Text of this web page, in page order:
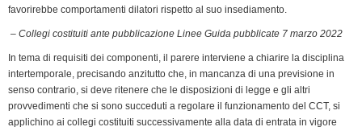
favorirebbe comportamenti dilatori rispetto al suo insediamento.
– Collegi costituiti ante pubblicazione Linee Guida pubblicate 7 marzo 2022
In tema di requisiti dei componenti, il parere interviene a chiarire la disciplina
intertemporale, precisando anzitutto che, in mancanza di una previsione in
senso contrario, si deve ritenere che le disposizioni di legge e gli altri
provvedimenti che si sono succeduti a regolare il funzionamento del CCT, si
applichino ai collegi costituiti successivamente alla data di entrata in vigore